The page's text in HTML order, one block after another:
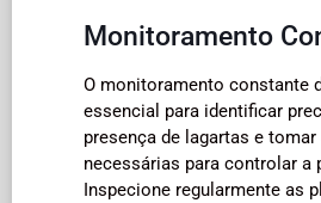
Monitoramento
O monitoramento constante
essencial para identificar
presença de lagartas e
necessárias para controlar a
Inspecione regularmente as